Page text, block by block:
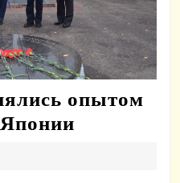
опытом
Японии